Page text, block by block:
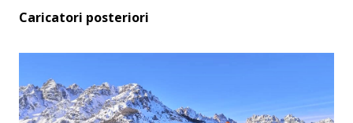
Caricatori posteriori